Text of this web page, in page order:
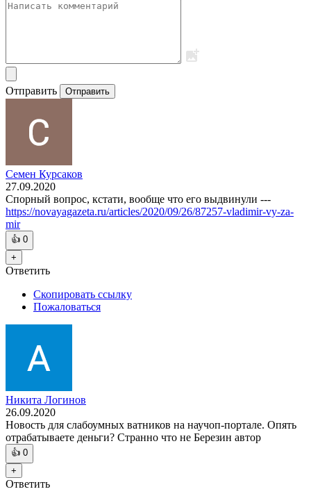
Отправить Отправить
Семен Курсаков
27.09.2020
Спорный вопрос, кстати, вообще что его выдвинули ---
https://novayagazeta.ru/articles/2020/09/26/87257-vladimir-vy-za-
mir
👍 0
+
Ответить
Скопировать ссылку
Пожаловаться
Никита Логинов
26.09.2020
Новость для слабоумных ватников на научоп-портале. Опять
отрабатываете деньги? Странно что не Березин автор
👍 0
+
Ответить